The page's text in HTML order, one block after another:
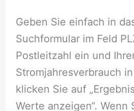
Geben Sie einfach in
Suchformular im Feld
Postleitzahl ein und
Stromjahresverbrauch
klicken Sie auf
Werte anzeigen“. Wenn